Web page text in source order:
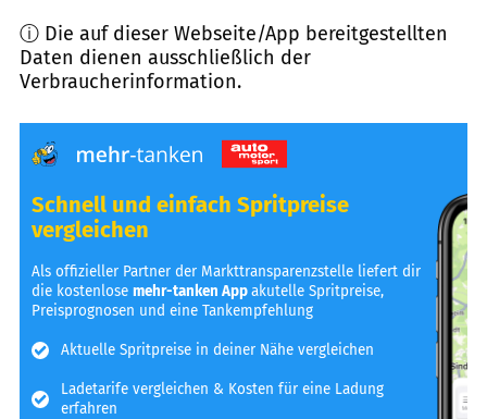
ⓘ Die auf dieser Webseite/App bereitgestellten
Daten dienen ausschließlich der
Verbraucherinformation.
Schnell und einfach Spritpreise
vergleichen
Als offizieller Partner der Markttransparenzstelle liefert dir
die kostenlosemehr-tanken Appakutelle Spritpreise,
Preisprognosen und eine Tankempfehlung
Aktuelle Spritpreise in deiner Nähe vergleichen
Ladetarife vergleichen & Kosten für eine Ladung
erfahren